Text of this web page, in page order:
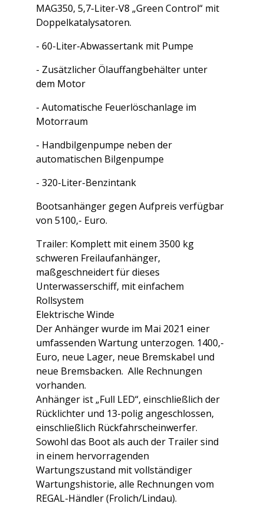
MAG350, 5,7-Liter-V8 „Green Control“ mit
Doppelkatalysatoren.
- 60-Liter-Abwassertank mit Pumpe
- Zusätzlicher Ölauffangbehälter unter
dem Motor
- Automatische Feuerlöschanlage im
Motorraum
- Handbilgenpumpe neben der
automatischen Bilgenpumpe
- 320-Liter-Benzintank
Bootsanhänger gegen Aufpreis verfügbar
von 5100,- Euro.
Trailer: Komplett mit einem 3500 kg
schweren Freilaufanhänger,
maßgeschneidert für dieses
Unterwasserschiff, mit einfachem
Rollsystem
Elektrische Winde
Der Anhänger wurde im Mai 2021 einer
umfassenden Wartung unterzogen. 1400,-
Euro, neue Lager, neue Bremskabel und
neue Bremsbacken. Alle Rechnungen
vorhanden.
Anhänger ist „Full LED“, einschließlich der
Rücklichter und 13-polig angeschlossen,
einschließlich Rückfahrscheinwerfer.
Sowohl das Boot als auch der Trailer sind
in einem hervorragenden
Wartungszustand mit vollständiger
Wartungshistorie, alle Rechnungen vom
REGAL-Händler (Frolich/Lindau).